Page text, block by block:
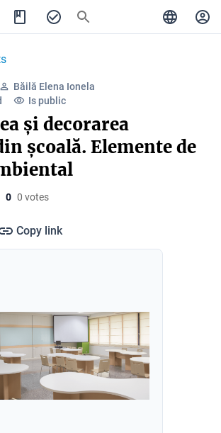
Băilă Elena Ionela
Is public
și decorarea
școală. Elemente de
0 0 votes
Copy link